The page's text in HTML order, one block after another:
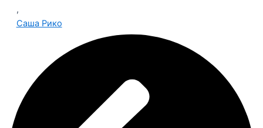
,
Саша Рико